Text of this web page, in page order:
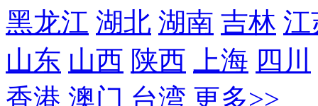
黑龙江 湖北 湖南 吉林 江
山东 山西 陕西 上海 四川
香港 澳门 台湾 更多>>